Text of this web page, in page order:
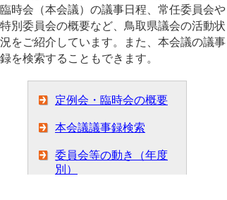
臨時会（本会議）の議事日程、常任委員会や
特別委員会の概要など、鳥取県議会の活動状
況をご紹介しています。また、本会議の議事
録を検索することもできます。
定例会・臨時会の概要
本会議議事録検索
委員会等の動き（年度
別）